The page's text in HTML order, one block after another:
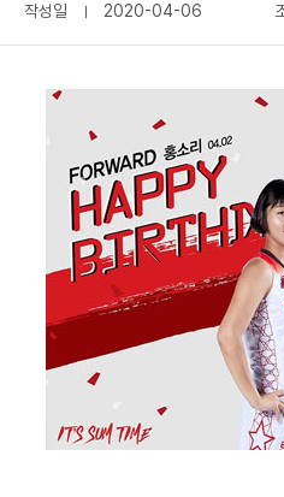
작성일 2020-04-06